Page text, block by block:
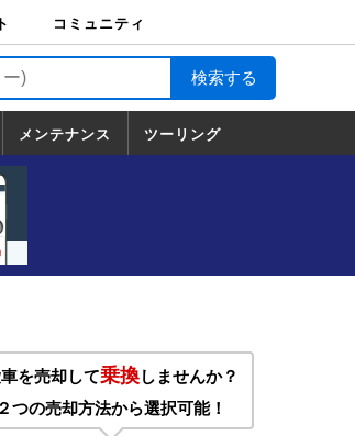
コミュニティ
メンテナンス ツーリング
を売却して乗換しませんか？
２つの売却方法から選択可能！